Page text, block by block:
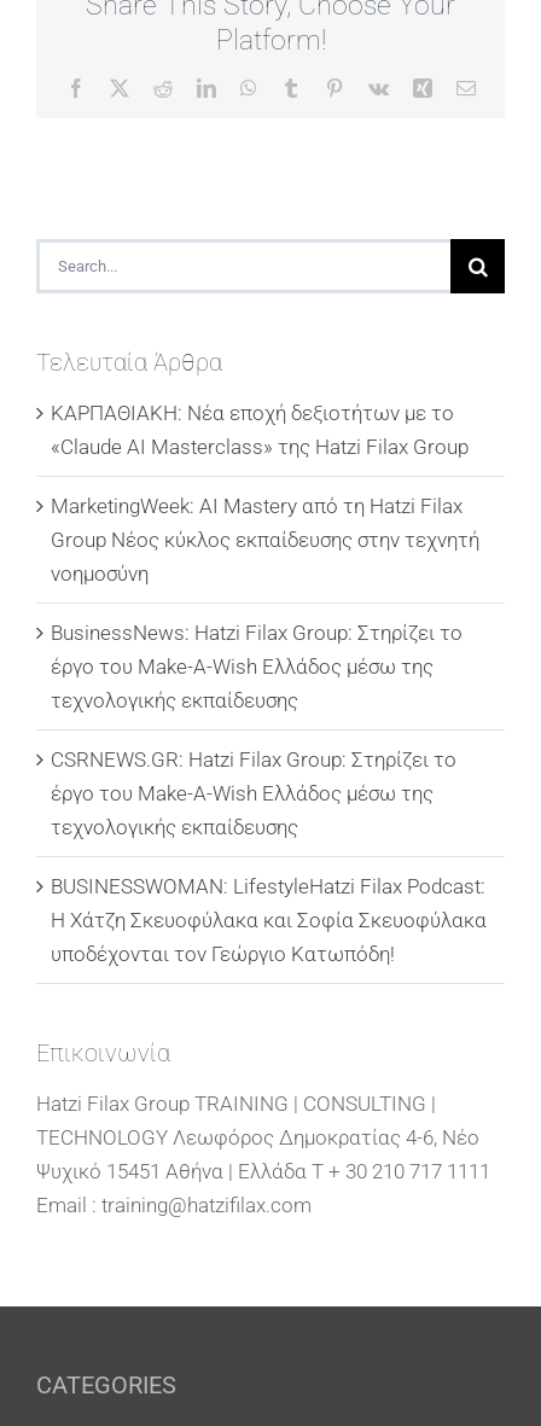
Platform!
Facebook RedditLinkedInWhatsApp
Tumblr Pinterest
Vk Xing Email
Search
for:
Τελευταία Άρθρα
ΚΑΡΠΑΘΙΑΚΗ: Νέα εποχή δεξιοτήτων με το
«Claude AI Masterclass» της Hatzi Filax Group
MarketingWeek: AI Mastery από τη Hatzi Filax
Group Νέος κύκλος εκπαίδευσης στην τεχνητή
νοημοσύνη
BusinessNews: Hatzi Filax Group: Στηρίζει το
έργο του Make-A-Wish Ελλάδος μέσω της
τεχνολογικής εκπαίδευσης
CSRNEWS.GR: Hatzi Filax Group: Στηρίζει το
έργο του Make-A-Wish Ελλάδος μέσω της
τεχνολογικής εκπαίδευσης
BUSINESSWOMAN: LifestyleHatzi Filax Podcast:
Η Χάτζη Σκευοφύλακα και Σοφία Σκευοφύλακα
υποδέχονται τον Γεώργιο Κατωπόδη!
Επικοινωνία
Hatzi Filax Group TRAINING | CONSULTING |
TECHNOLOGY Λεωφόρος Δημοκρατίας 4-6, Νέο
Ψυχικό 15451 Αθήνα | Ελλάδα T + 30 210 717 1111
Email : training@hatzifilax.com
CATEGORIES